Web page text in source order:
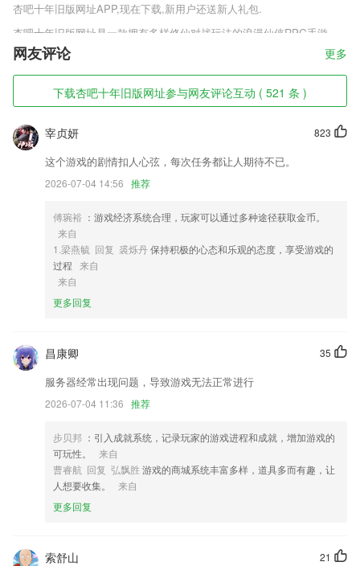
杏吧十年旧版网址APP,现在下载,新用户还送新人礼包.
杏吧十年旧版网址是一款拥有多样修仙对战玩法的浪漫仙侠RPG手游，
经典有趣独具个性的东方修仙故事剧情，诸多的修仙时装和武器，玩家可
以随时挑战副本获取，广阔的野外冒险地图，其中各种野外世界boss，
玩家可以任意的厮杀，从仙澜之尊手游中获取各种不同的游戏装备材料。
杏吧十年旧版网址软件特色
1,【新增漫画】热门、经典漫画一应俱全，二次元的你快来体验吧！
2,【乘法与2`4的乘法口诀】同数连加与乘法；交换乘数的位置；乘加、
音点读学习
4,数万部漫画任意看：
5,合理规划，科学管理孩子的学习时间和速度。
6,*合成视频和图片，生成一个视频
杏吧十年旧版网址软件优势
的对于自己的课程进行时间安排，为用户带来了十分好的软件使用体验
2.观察孩子的成长，可以发现：学说话不难，学认字却很不容易。因为每
个汉字，不仅有自己的读音、特定的含义，还有与众不同的形状。这些
音、形、义，来源于远古先民的生活，并且在历史长河中不断演变。因此
3.历年真题模块、历年真题包括近几年全真考试卷，全真模拟卷，实战模
拟考试;历年考题尽在其中，随时更新!
4.各种实用的口语、让你在各个场景都能轻松说出。
5.丰富的学习课程在2265这覆盖着，每天都有很多课程资源在这提供；
网友评论 更多
下载杏吧十年旧版网址参与网友评论互动 ( 521 条 )
823
宰贞妍
这个游戏的剧情扣人心弦，每次任务都让人期待不已。
2026-07-04 14:56 推荐
傅琬裕 ：游戏经济系统合理，玩家可以通过多种途径获取金币。
来自
1.梁燕毓 回复 裘烁丹保持积极的心态和乐观的态度，享受游戏的
过程 来自
来自
更多回复
35
昌康卿
服务器经常出现问题，导致游戏无法正常进行
2026-07-04 11:36 推荐
步贝邦 ：引入成就系统，记录玩家的游戏进程和成就，增加游戏的
可玩性。
来自
曹睿航 回复 弘飘胜 游戏的商城系统丰富多样，道具多而有趣，让
人想要收集。
来自
更多回复
21
索舒山